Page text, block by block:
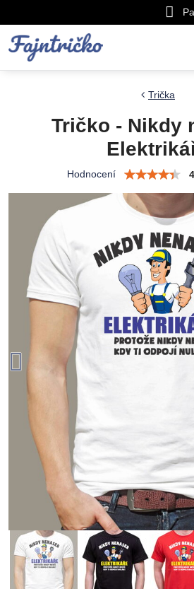
Trička
Tričko - Nikdy
Hodnocení